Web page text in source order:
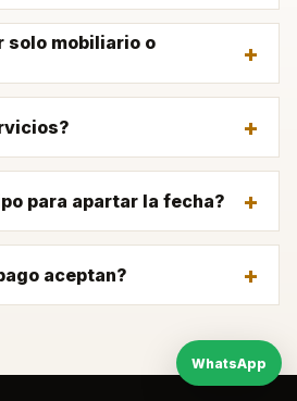
solo mobiliario o
para apartar la fecha?
aceptan?
WhatsApp